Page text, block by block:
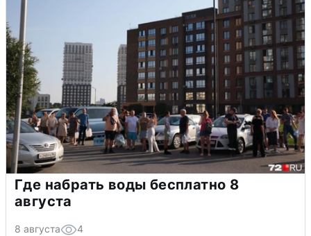
Где набрать воды бесплатно 8
августа
8 августа 4